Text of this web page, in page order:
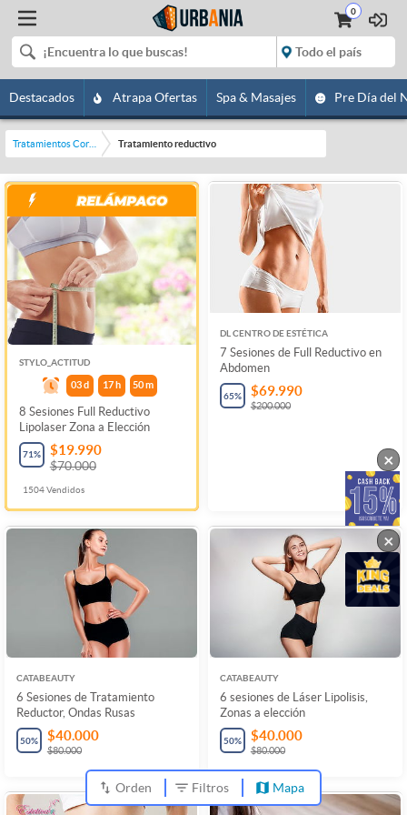
0
Destacados Atrapa Ofertas Spa & Masajes Pre Día del
Tratamientos Corporales Tratamiento reductivo
STYLO_ACTITUD
03 d 17 h 50m
8 Sesiones Full Reductivo
Lipolaser Zona a Elección
71% $19.990
$70.000
1504Vendidos
DL CENTRO DE ESTÉTICA
7 Sesiones de Full Reductivo en
Abdomen
65% $69.990
$200.000
CATABEAUTY
6 Sesiones de Tratamiento
Reductor, Ondas Rusas
50% $40.000
$80.000
CATABEAUTY
6 sesiones de Láser Lipolisis,
Zonas a elección
50% $40.000
$80.000
Orden Filtros Mapa
×
×